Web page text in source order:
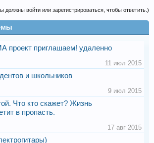
должны войти или зарегистрироваться, чтобы ответить.)
проект приглашаем! удаленно
11 июл 2015
и школьников
9 июл 2015
Что кто скажет? Жизнь
в пропасть.
17 авг 2015